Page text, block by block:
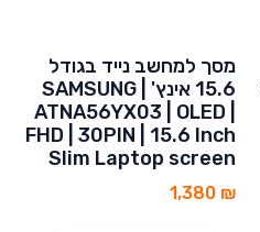
מסך למחשב נייד בגודל
15.6 אינץ' SAMSUNG |
ATNA56YX03 | OLED |
FHD | 30PIN | 15.6 Inch
Slim Laptop screen
1,380 ₪